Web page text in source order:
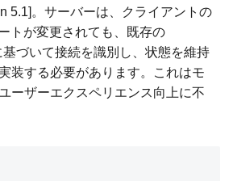
5.1]。サーバーは、クライアントの
トが変更されても、既存の
づいて接続を識別し、状態を維持
装する必要があります。これはモ
ーザーエクスペリエンス向上に不